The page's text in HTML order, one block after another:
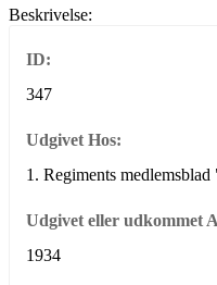
Beskrivelse:
ID:
347
Udgivet Hos:
1. Regiments
Udgivet eller udkommet
1934